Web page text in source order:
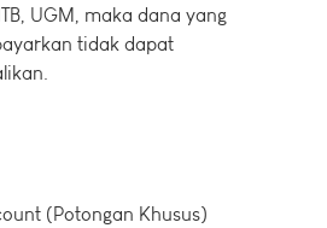
UGM, maka dana yang
tidak dapat
(Potongan Khusus)